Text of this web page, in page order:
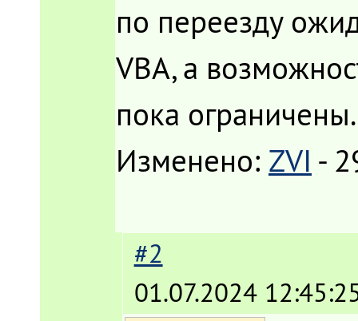
по переезду
VBA, а
пока ограничены.
Изменено: ZVI -
#2
01.07.2024